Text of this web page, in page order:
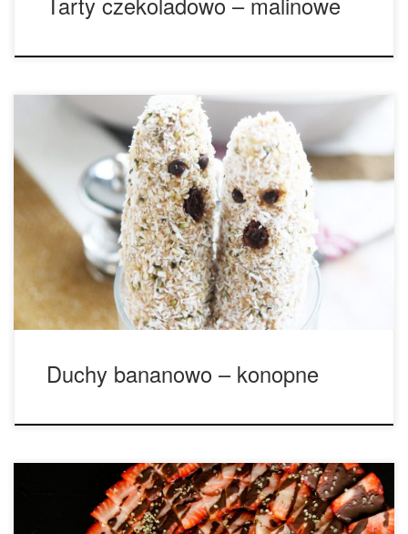
Składniki: banan (jeden banan to dwa duchy) masło
orzechowe wiórki kokosowe łuskane nasiona konopi płatki
czekoladowe rodzynki patyczki od lodów 1. Przekrój
każdego banana na pół i umieść w nich patyczki od lodów.
2. Wysmaruj dokładnie banany masłem orzechowym. 3.
Połącz wiórki kokosowe i łuskane nasiona konopi w misce.
4. […]
Duchy bananowo – konopne